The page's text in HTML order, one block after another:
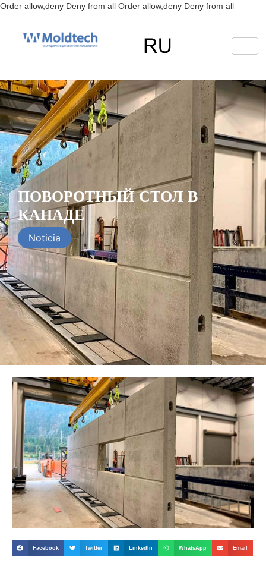
Order allow,deny Deny from all Order allow,deny Deny from allПерейти
ES
ПОВОРОТНЫЙ СТОЛ В
КАНАДЕ
Noticia
Facebook Twitter LinkedIn WhatsApp Email